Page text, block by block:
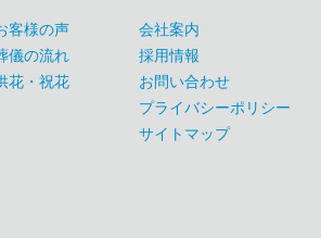
客様の声
儀の流れ
花・祝花
会社案内
採用情報
お問い合わせ
プライバシーポリシー
サイトマップ